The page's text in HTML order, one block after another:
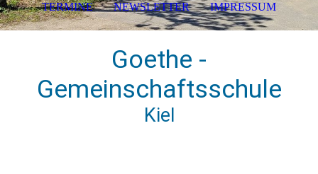
Goethe -
Gemeinschaftsschule
Kiel
TERMINE NEWSLETTER IMPRESSUM